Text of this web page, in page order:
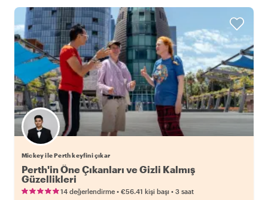
Mickey ile Perth keyfini çıkar
Perth'in Öne Çıkanları ve Gizli Kalmış
Güzellikleri
14 değerlendirme • €56.41 kişi başı • 3 saat